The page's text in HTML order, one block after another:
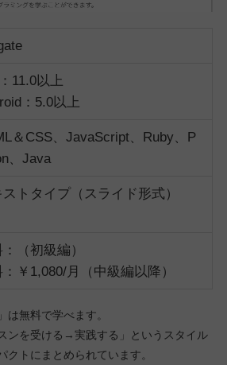
11.0以上
：5.0以上
＆CSS、JavaScript、Ruby、P
、Java
トタイプ（スライド形式）
（初級編）
￥1,080/月（中級編以降）
は無料で学べます。
ンを受ける→実践する」というスタイル
クトにまとめられています。